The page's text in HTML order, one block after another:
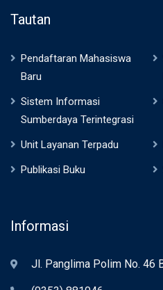
Tautan
Pendaftaran Mahasiswa
Baru
Sistem Informasi
Sumberdaya Terintegrasi
Unit Layanan Terpadu
Publikasi Buku
Informasi
Jl. Panglima Polim No. 46